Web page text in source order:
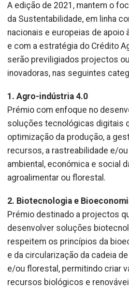
A edição de 2021, mantem o
da Sustentabilidade, em linha
nacionais e europeias de apoio
e com a estratégia do Crédito
serão previligiados projectos
inovadoras, nas seguintes
1. Agro-indústria 4.0
Prémio com enfoque no
soluções tecnológicas digitais
optimização da produção, a
recursos, a rastreabilidade e/
ambiental, económica e social
agroalimentar ou florestal.
2. Biotecnologia e
Prémio destinado a projectos
desenvolver soluções
respeitem os princípios da
e da circularização da cadeia
e/ou florestal, permitindo criar
recursos biológicos e